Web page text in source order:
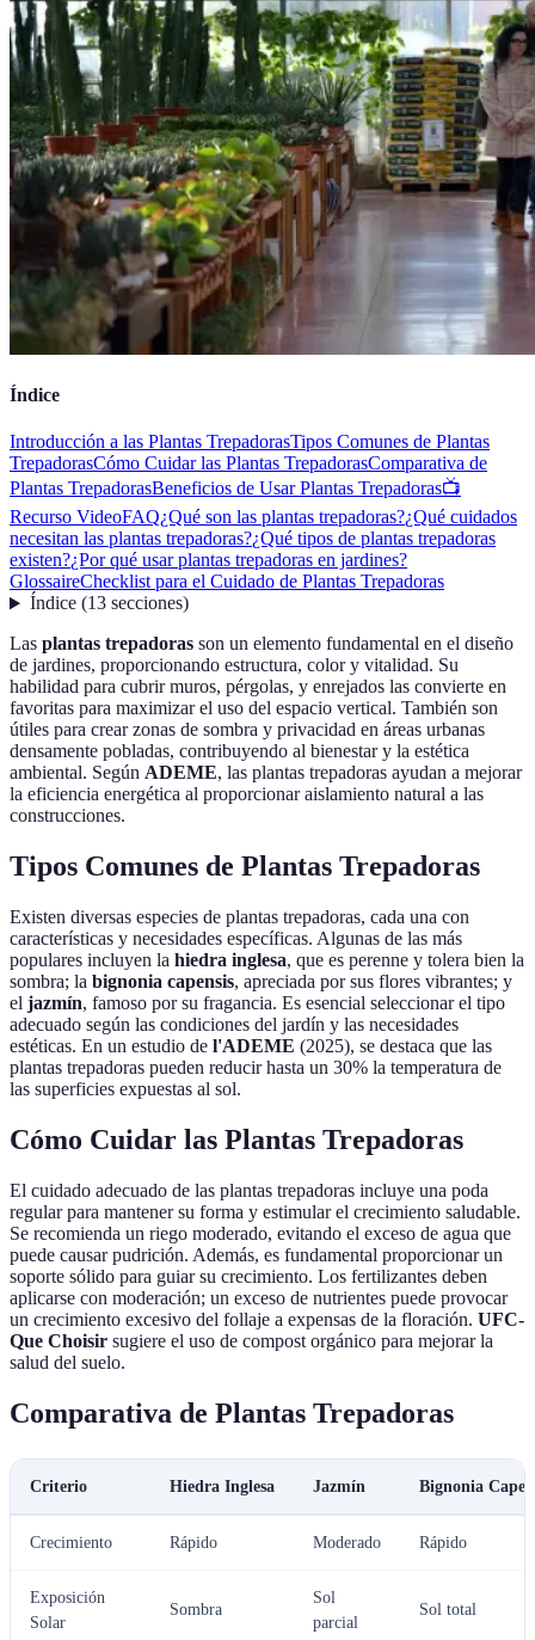
Índice
Introducción a las Plantas TrepadorasTipos Comunes de Plantas
TrepadorasCómo Cuidar las Plantas TrepadorasComparativa de
Plantas TrepadorasBeneficios de Usar Plantas Trepadoras📺
Recurso VideoFAQ¿Qué son las plantas trepadoras?¿Qué cuidados
necesitan las plantas trepadoras?¿Qué tipos de plantas trepadoras
existen?¿Por qué usar plantas trepadoras en jardines?
GlossaireChecklist para el Cuidado de Plantas Trepadoras
Índice(13 secciones)
Las plantas trepadoras son un elemento fundamental en el diseño
de jardines, proporcionando estructura, color y vitalidad. Su
habilidad para cubrir muros, pérgolas, y enrejados las convierte en
favoritas para maximizar el uso del espacio vertical. También son
útiles para crear zonas de sombra y privacidad en áreas urbanas
densamente pobladas, contribuyendo al bienestar y la estética
ambiental. Según ADEME, las plantas trepadoras ayudan a mejorar
la eficiencia energética al proporcionar aislamiento natural a las
construcciones.
Tipos Comunes de Plantas Trepadoras
Existen diversas especies de plantas trepadoras, cada una con
características y necesidades específicas. Algunas de las más
populares incluyen la hiedra inglesa, que es perenne y tolera bien la
sombra; la bignonia capensis, apreciada por sus flores vibrantes; y
el jazmín, famoso por su fragancia. Es esencial seleccionar el tipo
adecuado según las condiciones del jardín y las necesidades
estéticas. En un estudio de l'ADEME (2025), se destaca que las
plantas trepadoras pueden reducir hasta un 30% la temperatura de
las superficies expuestas al sol.
Cómo Cuidar las Plantas Trepadoras
El cuidado adecuado de las plantas trepadoras incluye una poda
regular para mantener su forma y estimular el crecimiento saludable.
Se recomienda un riego moderado, evitando el exceso de agua que
puede causar pudrición. Además, es fundamental proporcionar un
soporte sólido para guiar su crecimiento. Los fertilizantes deben
aplicarse con moderación; un exceso de nutrientes puede provocar
un crecimiento excesivo del follaje a expensas de la floración. UFC-
Que Choisir sugiere el uso de compost orgánico para mejorar la
salud del suelo.
Comparativa de Plantas Trepadoras
Criterio Hiedra Inglesa Jazmín Bignonia
Crecimiento Rápido Moderado Rápido
Exposición
Solar
Sombra
Sol
parcial
Sol total